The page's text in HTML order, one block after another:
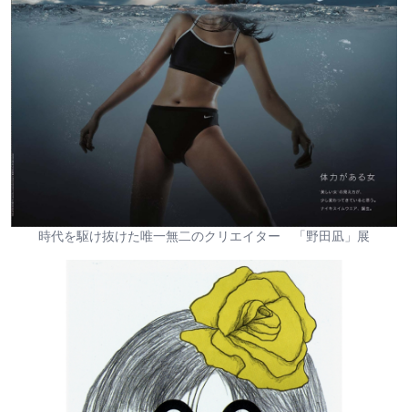
時代を駆け抜けた唯一無二のクリエイター 「野田凪」展